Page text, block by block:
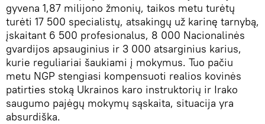
gyvena 1,87 milijono žmonių, taikos metu turėtų
turėti 17 500 specialistų, atsakingų už karinę tarnybą,
įskaitant 6 500 profesionalus, 8 000 Nacionalinės
gvardijos apsauginius ir 3 000 atsarginius karius,
kurie reguliariai šaukiami į mokymus. Tuo pačiu
metu NGP stengiasi kompensuoti realios kovinės
patirties stoką Ukrainos karo instruktorių ir Irako
saugumo pajėgų mokymų sąskaita, situacija yra
absurdiška.